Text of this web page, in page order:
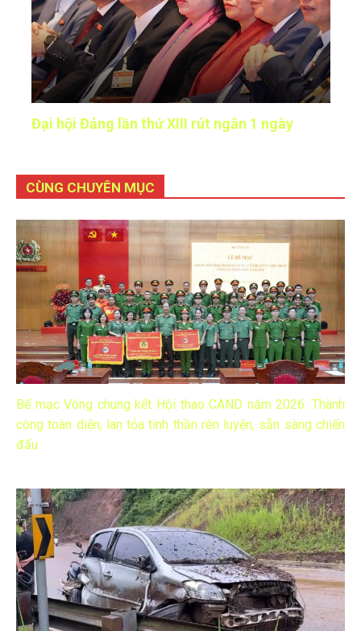
Đại hội Đảng lần thứ XIII rút ngắn 1 ngày
CÙNG CHUYÊN MỤC
Bế mạc Vòng chung kết Hội thao CAND năm 2026: Thành
công toàn diện, lan tỏa tinh thần rèn luyện, sẵn sàng chiến
đấu